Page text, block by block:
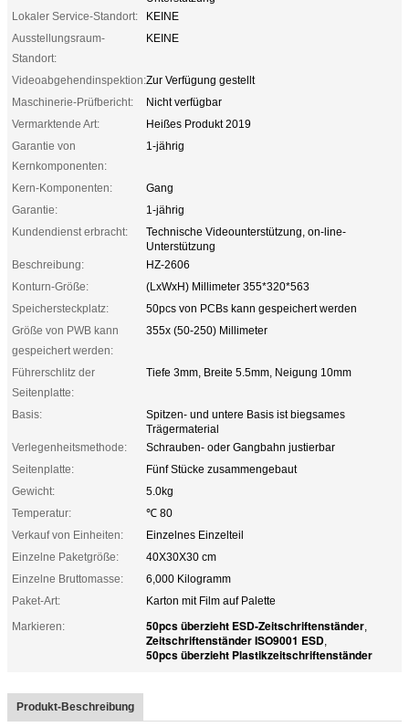
Lokaler Service-Standort:
KEINE
Ausstellungsraum-
Standort:
KEINE
Videoabgehendinspektion:Zur Verfügung gestellt
Maschinerie-Prüfbericht:
Nicht verfügbar
Vermarktende Art:
Heißes Produkt 2019
Garantie von
Kernkomponenten:
1-jährig
Kern-Komponenten:
Gang
Garantie:
1-jährig
Kundendienst erbracht:
Technische Videounterstützung, on-line-
Unterstützung
Beschreibung:
HZ-2606
Konturn-Größe:
(LxWxH) Millimeter 355*320*563
Speichersteckplatz:
50pcs von PCBs kann gespeichert werden
Größe von PWB kann
gespeichert werden:
355x (50-250) Millimeter
Führerschlitz der
Seitenplatte:
Tiefe 3mm, Breite 5.5mm, Neigung 10mm
Basis:
Spitzen- und untere Basis ist biegsames
Trägermaterial
Verlegenheitsmethode:
Schrauben- oder Gangbahn justierbar
Seitenplatte:
Fünf Stücke zusammengebaut
Gewicht:
5.0kg
Temperatur:
℃ 80
Verkauf von Einheiten:
Einzelnes Einzelteil
Einzelne Paketgröße:
40X30X30 cm
Einzelne Bruttomasse:
6,000 Kilogramm
Paket-Art:
Karton mit Film auf Palette
Markieren:
50pcs überzieht ESD-Zeitschriftenständer,
Zeitschriftenständer ISO9001 ESD,
50pcs überzieht Plastikzeitschriftenständer
Produkt-Beschreibung